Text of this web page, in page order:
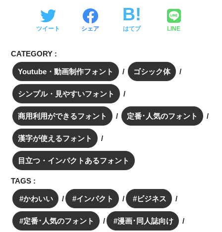
ツイート シェア はてブ LINE
CATEGORY :
Youtube・動画制作フォント ゴシック体
シンプル・見やすいフォント
商用利用ができるフォント 定番･人気のフォント
漢字が使えるフォント
目立つ・インパクトあるフォント
TAGS :
かわいい インパクト ビジネス
定番･人気のフォント 漫画･同人誌向け